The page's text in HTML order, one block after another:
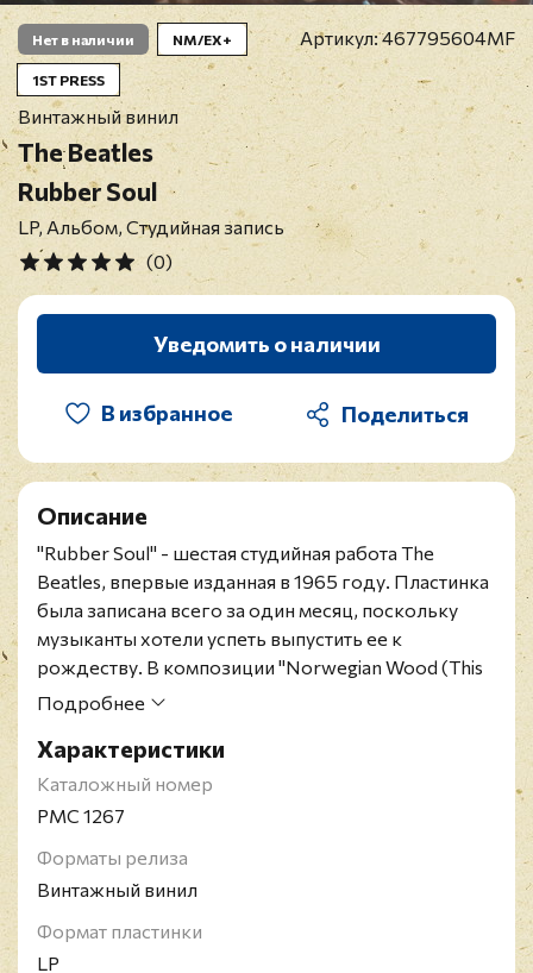
Нет в наличии NM/EX+
1ST PRESS
Артикул:467795604MF
Винтажный винил
The Beatles
Rubber Soul
LP, Альбом, Студийная запись
(0)
Уведомить о наличии
В избранное
Описание
"Rubber Soul" - шестая студийная работа The
Beatles, впервые изданная в 1965 году. Пластинка
была записана всего за один месяц, поскольку
музыканты хотели успеть выпустить ее к
рождеству. В композиции "Norwegian Wood (This
Bird Has Flown)" звучит индийский инструмент,
рока (разновидность рок-музыки, в которой
главная роль отводится индийским
инструментам).
представлено на чёрном виниле в моно-звучании
в ламинированном с одной стороны конверте.
Конверт в состоянии, близком к идеальному,
винил в превосходном состоянии. Матрица
Подробнее
Характеристики
Каталожный номер
PMC 1267
Форматы релиза
Винтажный винил
Формат пластинки
LP